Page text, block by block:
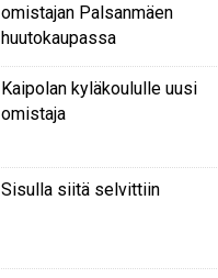
omistajan Palsanmäen
huutokaupassa
Kaipolan kyläkoululle uusi
omistaja
Sisulla siitä selvittiin